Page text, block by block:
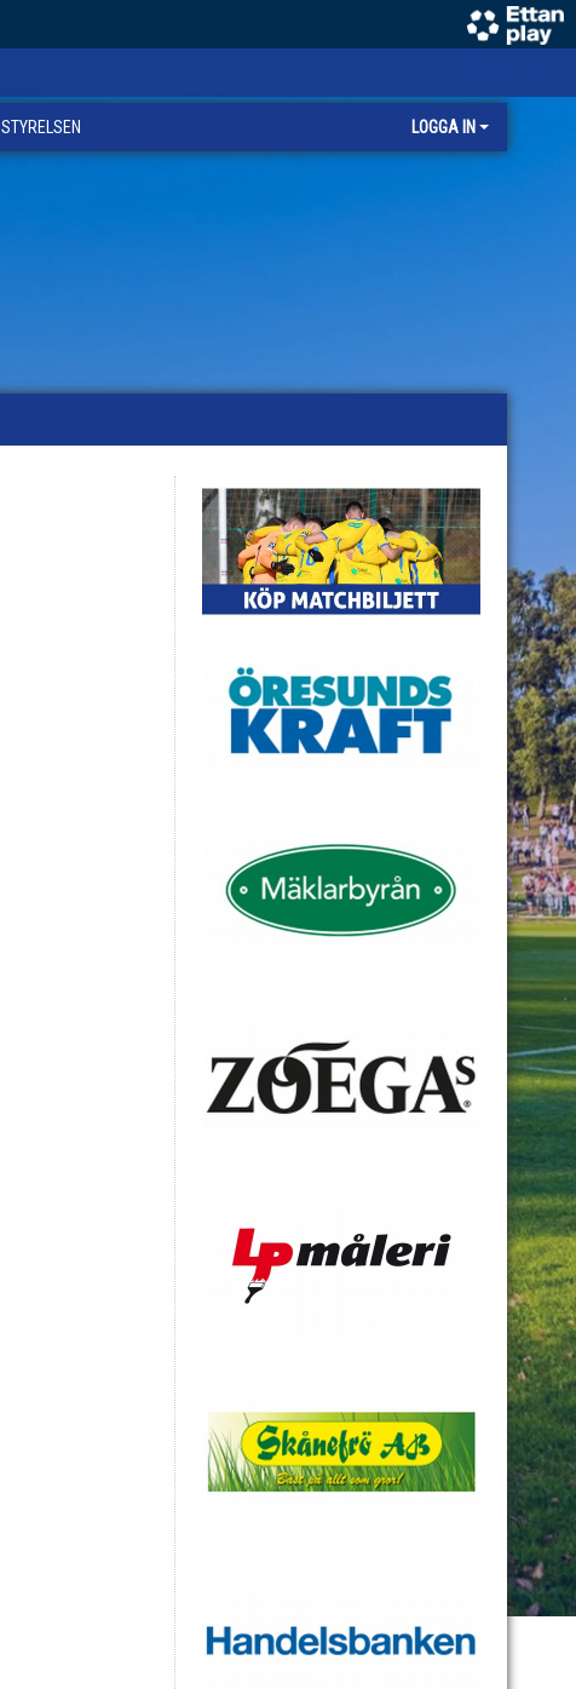
STYRELSEN LOGGA IN